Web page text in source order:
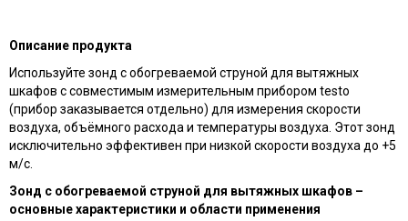
Описание продукта
Используйте зонд с обогреваемой струной для вытяжных
шкафов с совместимым измерительным прибором testo
(прибор заказывается отдельно) для измерения скорости
воздуха, объёмного расхода и температуры воздуха. Этот зонд
исключительно эффективен при низкой скорости воздуха до +5
м/с.
Зонд с обогреваемой струной для вытяжных шкафов –
основные характеристики и области применения